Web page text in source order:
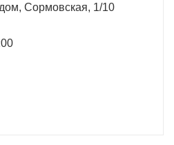
Сормовская, 1/10